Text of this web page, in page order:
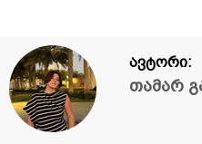
ავტორი:
თამარ